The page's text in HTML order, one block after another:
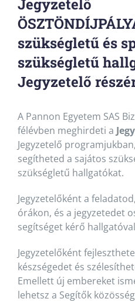
Jegyzetelő
szükségletű és
szükségletű
Jegyzetelő
A Pannon Egyetem SAS
félévben meghirdeti a
Jegyzetelő
segítheted a sajátos
szükségletű hallgatókat.
Jegyzetelőként a
órákon, és a jegyzetedet
segítséget kérő
Jegyzetelőként
készségedet és
Emellett új embereket
lehetsz a Segítők